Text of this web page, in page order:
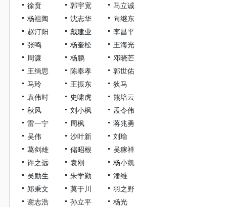
徐贲
郭宇宽
马立诚
杨祖陶
沈志华
向继东
赵汀阳
戴建业
李昌平
张鸣
杨奎松
王海光
周濂
杨鹏
邓晓芒
王缉思
陈奉孝
郭世佑
马玲
王振东
狄马
袁伟时
史啸虎
熊培云
秋风
刘小枫
孟令伟
雷一宁
周枫
蒋兆勇
吴伟
沙叶新
刘瑜
葛剑雄
储昭根
吴稼祥
许之远
袁刚
杨小凯
吴励生
朱学勤
潘维
郑秉文
莫于川
羽之野
谢志浩
孙立平 杨光